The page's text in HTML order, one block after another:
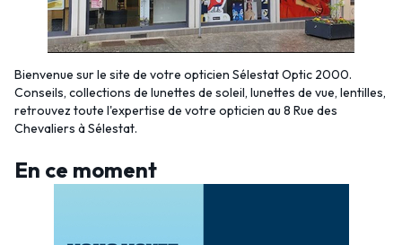
Bienvenue sur le site de votre opticien Sélestat Optic 2000.
Conseils, collections de lunettes de soleil, lunettes de vue, lentilles,
retrouvez toute l'expertise de votre opticien au 8 Rue des
Chevaliers à Sélestat.
En ce moment